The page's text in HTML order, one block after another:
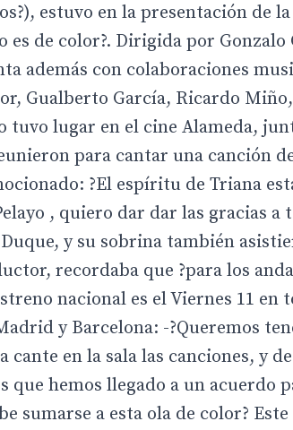
estuvo en la presentación de
es de color?. Dirigida por
además con colaboraciones
Gualberto García, Ricardo
tuvo lugar en el cine Alameda,
para cantar una canción
?El espíritu de Triana
, quiero dar dar las gracias
y su sobrina también
recordaba que ?para los
nacional es el Viernes 11
y Barcelona: -?Queremos
cante en la sala las canciones, y
que hemos llegado a un acuerdo
sumarse a esta ola de color?